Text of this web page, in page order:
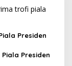
Presiden
Presiden